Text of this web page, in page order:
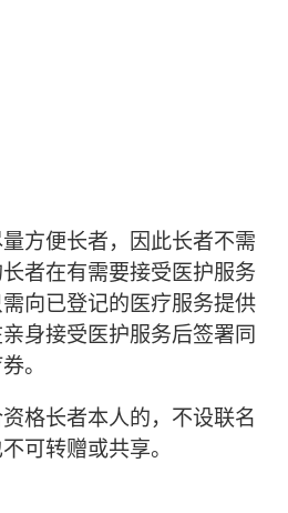
方便长者，因此长者不需
者在有需要接受医护服务
向已登记的医疗服务提供
身接受医护服务后签署同
。
格长者本人的，不设联名
可转赠或共享。